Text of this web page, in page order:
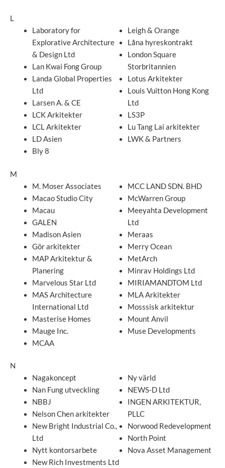
L
Laboratory for
Explorative Architecture
& Design Ltd
Lan Kwai Fong Group
Landa Global Properties
Ltd
Larsen A. & CE
LCK Arkitekter
LCL Arkitekter
LD Asien
Bly 8
Leigh & Orange
Låna hyreskontrakt
London Square
Storbritannien
Lotus Arkitekter
Louis Vuitton Hong Kong
Ltd
LS3P
Lu Tang Lai arkitekter
LWK & Partners
M
M. Moser Associates
Macao Studio City
Macau
GALEN
Madison Asien
Gör arkitekter
MAP Arkitektur &
Planering
Marvelous Star Ltd
MAS Architecture
International Ltd
Masterise Homes
Mauge Inc.
MCAA
MCC LAND SDN. BHD
McWarren Group
Meeyahta Development
Ltd
Meraas
Merry Ocean
MetArch
Minrav Holdings Ltd
MIRIAMANDTOM Ltd
MLA Arkitekter
Mosssisk arkitektur
Mount Anvil
Muse Developments
N
Nagakoncept
Nan Fung utveckling
NBBJ
Nelson Chen arkitekter
New Bright Industrial Co.,
Ltd
Nytt kontorsarbete
New Rich Investments Ltd
Ny värld
NEWS-D Ltd
INGEN ARKITEKTUR,
PLLC
Norwood Redevelopment
North Point
Nova Asset Management